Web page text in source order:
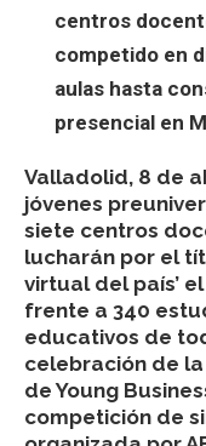
centros
competido en
aulas hasta
presencial en
Valladolid, 8 de
jóvenes
siete centros
lucharán por el
virtual del país’
frente a 340
educativos de
celebración de la
de Young
competición de